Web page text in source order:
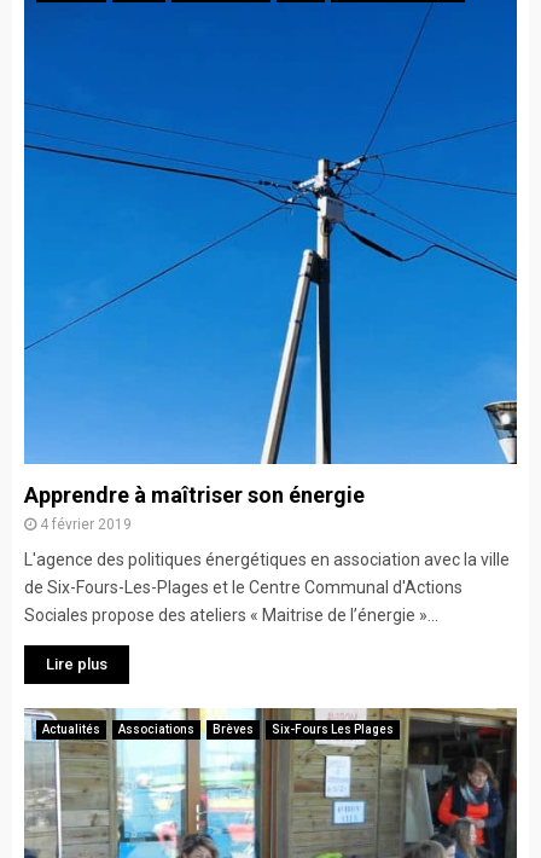
Apprendre à maîtriser son énergie
4 février 2019
L'agence des politiques énergétiques en association avec la ville
de Six-Fours-Les-Plages et le Centre Communal d'Actions
Sociales propose des ateliers « Maitrise de l’énergie »...
Lire plus
Actualités Associations Brèves Six-Fours Les Plages